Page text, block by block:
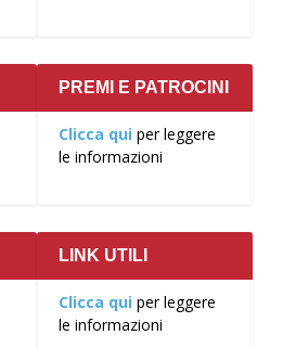
PREMI E PATROCINI
Clicca qui per leggere
le informazioni
LINK UTILI
Clicca qui per leggere
le informazioni